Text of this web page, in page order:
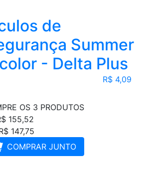
de
Summer
- Delta Plus
R$ 4,09
OS 3 PRODUTOS
155,52
147,75
COMPRAR JUNTO